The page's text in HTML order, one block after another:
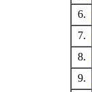
6.
7.
8.
9.